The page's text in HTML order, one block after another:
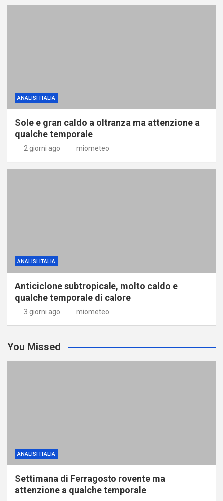
ANALISI ITALIA
Sole e gran caldo a oltranza ma attenzione a
qualche temporale
2 giorni ago miometeo
ANALISI ITALIA
Anticiclone subtropicale, molto caldo e
qualche temporale di calore
3 giorni ago miometeo
You Missed
ANALISI ITALIA
Settimana di Ferragosto rovente ma
attenzione a qualche temporale